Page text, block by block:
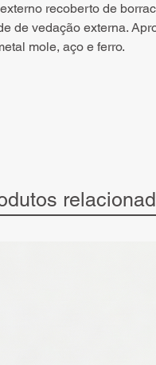
recoberto de
de vedação externa.
mole, aço e ferro.